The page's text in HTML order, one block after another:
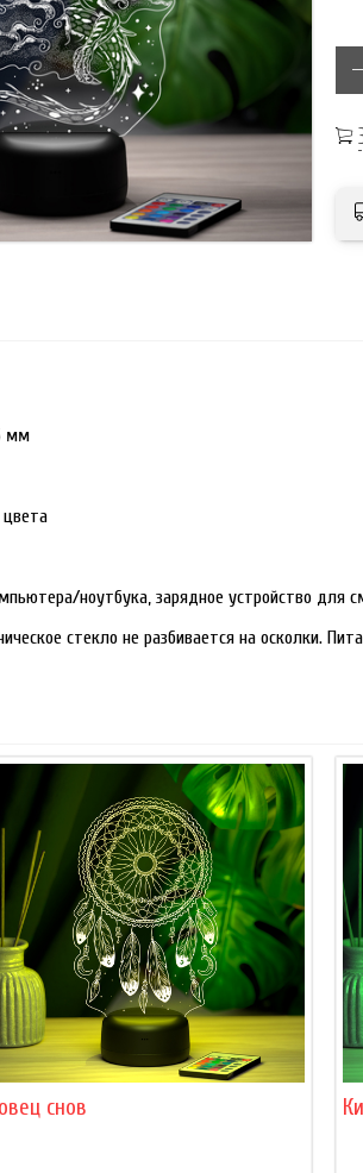
мм
ноутбука, зарядное устройство
стекло не разбивается на осколки.
снов